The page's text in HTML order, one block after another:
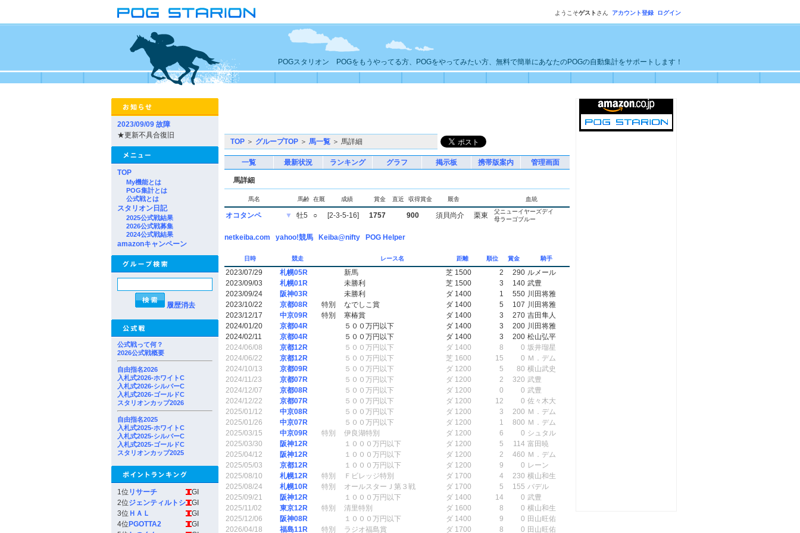
ようこそゲスト さん アカウント登録 ログイン
POGスタリオン POGをもうやってる方、POGをやってみたい方、無料で簡単にあなたのPOGの自動集計をサポートします！
2023/09/09 故障
★更新不具合復旧
TOP
My機能とは
POG集計とは
公式戦とは
スタリオン日記
2025公式戦結果
2026公式戦募集
2024公式戦結果
amazonキャンペーン
履歴消去
公式戦って何？
2026公式戦概要
自由指名2026
入札式2026-ホワイトC
入札式2026-シルバーC
入札式2026-ゴールドC
スタリオンカップ2026
自由指名2025
入札式2025-ホワイトC
入札式2025-シルバーC
入札式2025-ゴールドC
スタリオンカップ2025
1位 リサーチ
GI
2位ジェンティルトシ
GI
3位 ＨＡＬ
GI
4位 PGOTTA2
GI
TOP ＞ グループTOP ＞ 馬一覧 ＞ 馬詳細
一覧 最新状況 ランキング グラフ 掲示板 携帯版案内 管理画面
馬詳細
馬名 馬齢 在厩 成績 賞金 直近 収得賞金 厩舎 血統
オコタンペ ▼ 牡5 ○ [2-3-5-16] 1757 900 須貝尚介 栗東
父ニューイヤーズデイ
母ラーゴブルー
netkeiba.com yahoo!競馬 Keiba@nifty POG Helper
日時 競走 レース名 距離 順位 賞金 騎手
2023/07/29 札幌05R 新馬 芝 1500 2 290 ルメール
2023/09/03
札幌01R 未勝利 芝 1500 3 140 武豊
2023/09/24
阪神03R 未勝利 ダ 1400 1 550 川田将雅
2023/10/22
京都08R 特別 なでしこ賞 ダ 1400 5 107 川田将雅
2023/12/17
中京09R 特別 寒椿賞 ダ 1400 3 270 吉田隼人
2024/01/20
京都04R ５００万円以下 ダ 1400 3 200 川田将雅
2024/02/11
京都04R ５００万円以下 ダ 1400 3 200 松山弘平
2024/06/08
京都12R ５００万円以下 ダ 1400 8 0 坂井瑠星
2024/06/22
京都12R ５００万円以下 芝 1600 15 0 Ｍ．デム
2024/10/13
京都09R ５００万円以下 ダ 1200 5 80 横山武史
2024/11/23
京都07R ５００万円以下 ダ 1200 2 320 武豊
2024/12/07
京都08R ５００万円以下 ダ 1200 0 0 武豊
2024/12/22
京都07R ５００万円以下 ダ 1200 12 0 佐々木大
2025/01/12
中京08R ５００万円以下 ダ 1200 3 200 Ｍ．デム
2025/01/26
中京07R ５００万円以下 ダ 1200 1 800 Ｍ．デム
2025/03/15
中京09R 特別 伊良湖特別 ダ 1200 6 0 シュタル
2025/03/30
阪神12R １０００万円以下 ダ 1200 5 114 富田暁
2025/04/12
阪神12R １０００万円以下 ダ 1200 2 460 Ｍ．デム
2025/05/03
京都12R １０００万円以下 ダ 1200 9 0 レーン
2025/08/10
札幌12R 特別 Ｆビレッジ特別 ダ 1700 4 230 横山和生
2025/08/24
札幌10R 特別 オールスターＪ第３戦 ダ 1700 5 155 バデル
2025/09/21
阪神12R １０００万円以下 ダ 1400 14 0 武豊
2025/11/02
東京12R 特別 清里特別 ダ 1600 8 0 横山和生
2025/12/06
阪神08R １０００万円以下 ダ 1400 9 0 田山旺佑
2026/04/18
福島11R 特別 ラジオ福島賞 ダ 1700 8 0 田山旺佑